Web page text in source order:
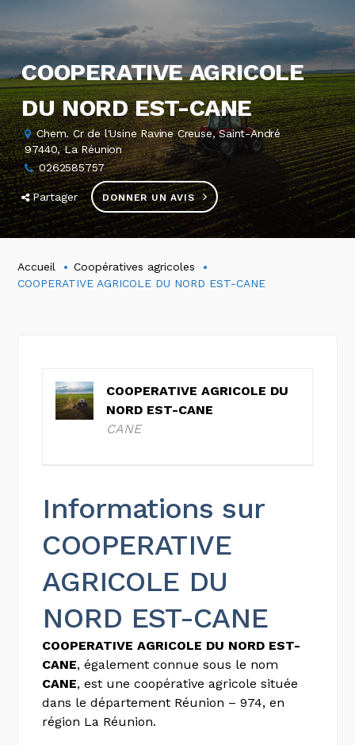
COOPERATIVE AGRICOLE
DU NORD EST-CANE
Chem. Cr de l'Usine Ravine Creuse, Saint-André
97440, La Réunion
0262585757
Partager DONNER UN AVIS
Accueil
Coopératives agricoles
COOPERATIVE AGRICOLE DU NORD EST-CANE
COOPERATIVE AGRICOLE DU
NORD EST-CANE
CANE
Informations sur
COOPERATIVE
AGRICOLE DU
NORD EST-CANE
COOPERATIVE AGRICOLE DU NORD EST-
CANE, également connue sous le nom
CANE, est une coopérative agricole située
dans le département Réunion – 974, en
région La Réunion.